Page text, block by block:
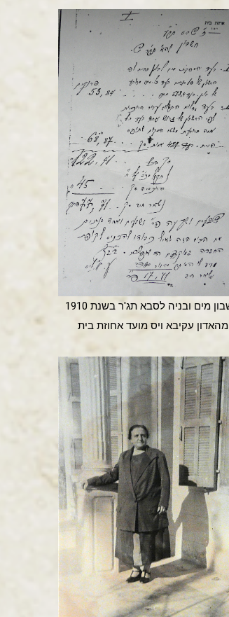
חשבון מים ובניה לסבא תג'ר בשנת 1910
מהאדון עקיבא ויס מועד אחוזת בית